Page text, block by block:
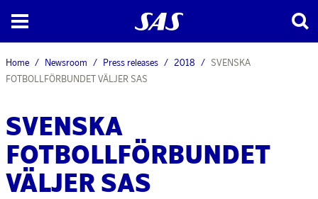
Home Newsroom Press releases 2018
SVENSKA
FOTBOLLFÖRBUNDET VÄLJER SAS
SVENSKA
FOTBOLLFÖRBUNDET
VÄLJER SAS